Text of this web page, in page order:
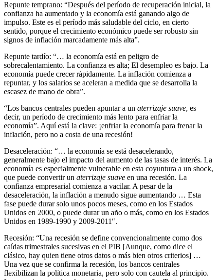
Repunte temprano: “Después del período de recuperación inicial, la
confianza ha aumentado y la economía está ganando algo de
impulso. Este es el período más saludable del ciclo, en cierto
sentido, porque el crecimiento económico puede ser robusto sin
signos de inflación marcadamente más alta”.
Repunte tardío: “… la economía está en peligro de
sobrecalentamiento. La confianza es alta; El desempleo es bajo. La
economía puede crecer rápidamente. La inflación comienza a
repuntar, y los salarios se aceleran a medida que se desarrolla la
escasez de mano de obra”.
“Los bancos centrales pueden apuntar a un aterrizaje suave, es
decir, un período de crecimiento más lento para enfriar la
economía”. Aquí está la clave: ¡enfriar la economía para frenar la
inflación, pero no a costa de una recesión!
Desaceleración: “… la economía se está desacelerando,
generalmente bajo el impacto del aumento de las tasas de interés. La
economía es especialmente vulnerable en esta coyuntura a un shock,
que puede convertir un aterrizaje suave en una recesión. La
confianza empresarial comienza a vacilar. A pesar de la
desaceleración, la inflación a menudo sigue aumentando … Esta
fase puede durar solo unos pocos meses, como en los Estados
Unidos en 2000, o puede durar un año o más, como en los Estados
Unidos en 1989-1990 y 2009-2011″.
Recesión: “Una recesión se define convencionalmente como dos
caídas trimestrales sucesivas en el PIB [Aunque, como dice el
clásico, hay quien tiene otros datos o más bien otros criterios] …
Una vez que se confirma la recesión, los bancos centrales
flexibilizan la política monetaria, pero solo con cautela al principio.